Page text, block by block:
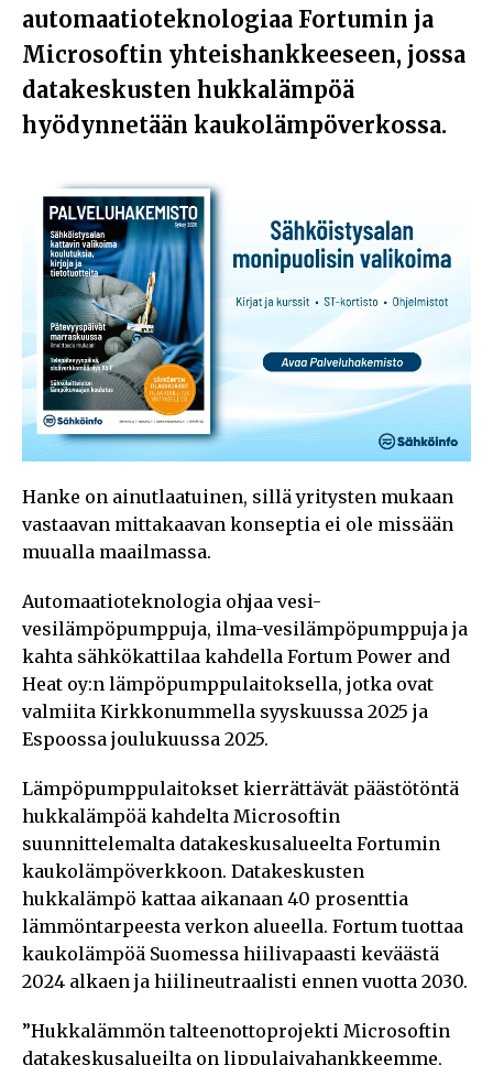
automaatioteknologiaa Fortumin ja
Microsoftin yhteishankkeeseen, jossa
datakeskusten hukkalämpöä
hyödynnetään kaukolämpöverkossa.
Hanke on ainutlaatuinen, sillä yritysten mukaan
vastaavan mittakaavan konseptia ei ole missään
muualla maailmassa.
Automaatioteknologia ohjaa vesi-
vesilämpöpumppuja, ilma-vesilämpöpumppuja ja
kahta sähkökattilaa kahdella Fortum Power and
Heat oy:n lämpöpumppulaitoksella, jotka ovat
valmiita Kirkkonummella syyskuussa 2025 ja
Espoossa joulukuussa 2025.
Lämpöpumppulaitokset kierrättävät päästötöntä
hukkalämpöä kahdelta Microsoftin
suunnittelemalta datakeskusalueelta Fortumin
kaukolämpöverkkoon. Datakeskusten
hukkalämpö kattaa aikanaan 40 prosenttia
lämmöntarpeesta verkon alueella. Fortum tuottaa
kaukolämpöä Suomessa hiilivapaasti keväästä
2024 alkaen ja hiilineutraalisti ennen vuotta 2030.
”Hukkalämmön talteenottoprojekti Microsoftin
datakeskusalueilta on lippulaivahankkeemme,